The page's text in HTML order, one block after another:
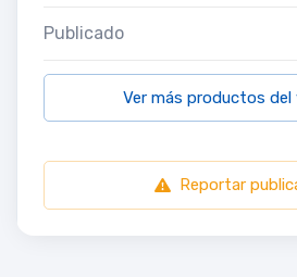
Publicado
Ver más productos del
Reportar